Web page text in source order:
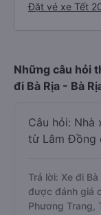
Đặt vé xe Tết
Những câu hỏi
đi Bà Rịa - Bà
Câu hỏi: Nhà
từ Lâm Đồng
Trả lời: Xe đi
được đánh giá
Phương Trang,